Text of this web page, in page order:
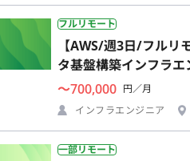
フルリモート
【AWS/週3日/フルリ
タ基盤構築インフラ
〜700,000 円／月
インフラエンジニア
一部リモート